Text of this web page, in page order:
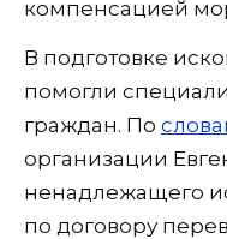
компенсацией
В подготовке
помогли
граждан. По
организации
ненадлежащего
по договору